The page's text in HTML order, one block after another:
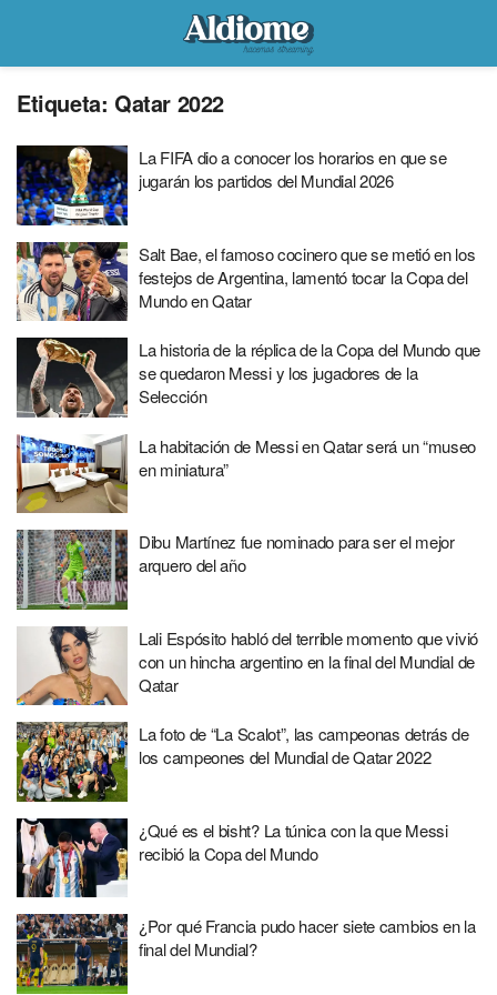
Etiqueta: Qatar 2022
La FIFA dio a conocer los horarios en que se
jugarán los partidos del Mundial 2026
Salt Bae, el famoso cocinero que se metió en los
festejos de Argentina, lamentó tocar la Copa del
Mundo en Qatar
La historia de la réplica de la Copa del Mundo que
se quedaron Messi y los jugadores de la
Selección
La habitación de Messi en Qatar será un “museo
en miniatura”
Dibu Martínez fue nominado para ser el mejor
arquero del año
Lali Espósito habló del terrible momento que vivió
con un hincha argentino en la final del Mundial de
Qatar
La foto de “La Scalot”, las campeonas detrás de
los campeones del Mundial de Qatar 2022
¿Qué es el bisht? La túnica con la que Messi
recibió la Copa del Mundo
¿Por qué Francia pudo hacer siete cambios en la
final del Mundial?